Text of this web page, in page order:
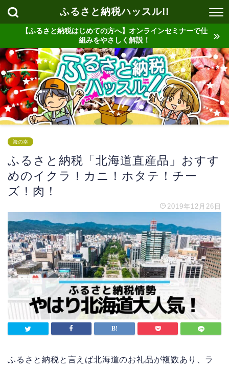
ふるさと納税ハッスル!!
【ふるさと納税はじめての方へ】オンラインセミナーで仕
組みをやさしく解説！
海の幸
ふるさと納税「北海道直産品」おすす
めのイクラ！カニ！ホタテ！チー
ズ！肉！
2019年12月26日
ふるさと納税と言えば北海道のお礼品が複数あり、ラ